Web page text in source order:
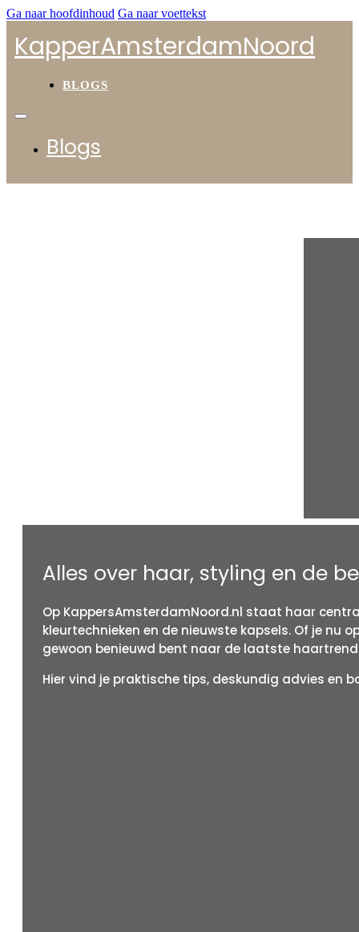
Ga naar hoofdinhoud Ga naar voettekst
KapperAmsterdamNoord
BLOGS
Blogs
Alles over haar, styling en de
Op KappersAmsterdamNoord.nl staat haar
kleurtechnieken en de nieuwste kapsels. Of je nu
gewoon benieuwd bent naar de laatste
Hier vind je praktische tips, deskundig advies en